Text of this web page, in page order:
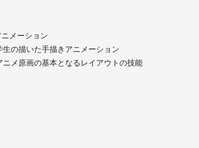
メーション
の描いた手描きアニメーション
メ原画の基本となるレイアウトの技能